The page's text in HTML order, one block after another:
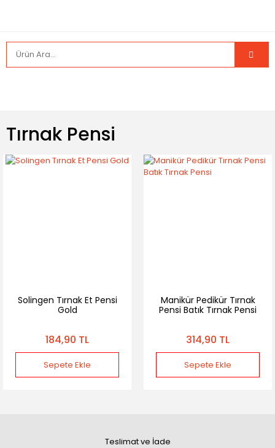
Tırnak Pensi
Solingen Tırnak Et Pensi
Gold
184,90 TL
Sepete Ekle
Manikür Pedikür Tırnak
Pensi Batık Tırnak Pensi
314,90 TL
Sepete Ekle
Teslimat ve İade